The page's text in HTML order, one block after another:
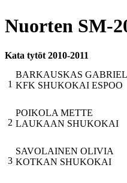
Nuorten SM-
Kata tytöt 2010-2011
1
BARKAUSKAS
KFK SHUKOKAI ESPOO
2
POIKOLA METTE
LAUKAAN SHUKOKAI
3
SAVOLAINEN OLIVIA
KOTKAN SHUKOKAI